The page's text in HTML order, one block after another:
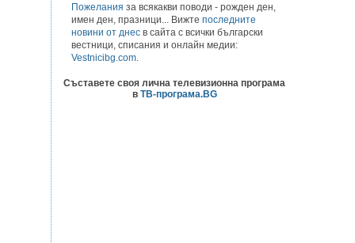
Пожелания за всякакви поводи - рожден ден,
имен ден, празници... Вижте последните
новини от днес в сайта с всички български
вестници, списания и онлайн медии:
Vestnicibg.com.
Съставете своя лична телевизионна програма
в ТВ-програма.BG